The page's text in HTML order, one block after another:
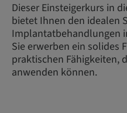
Dieser Einsteigerkurs in
bietet Ihnen den idealen
Implantatbehandlungen
Sie erwerben ein solides
praktischen Fähigkeiten,
anwenden können.